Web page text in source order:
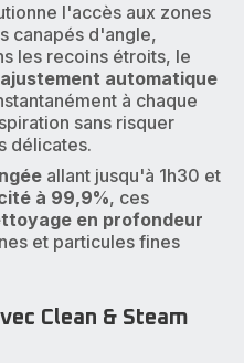
l'accès aux zones
canapés d'angle,
les recoins étroits, le
ajustement automatique
à chaque
sans risquer
délicates.
allant jusqu'à 1h30 et
à 99,9%, ces
en profondeur
et particules fines
Clean & Steam